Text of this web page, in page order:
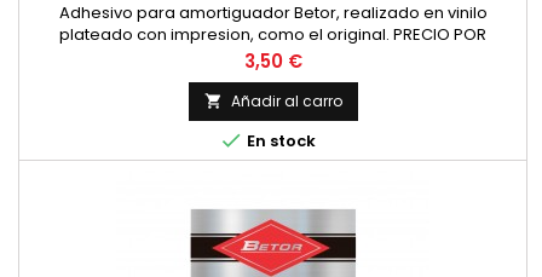
Adhesivo para amortiguador Betor, realizado en vinilo
plateado con impresion, como el original. PRECIO POR
UNIDAD
Precio
3,50 €
 Añadir al carro
 En stock